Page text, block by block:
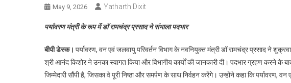
May 9, 2026 Yatharth Dixit
पर्यावरण मंत्री के रूप में डॉ रामचंद्र प्रसाद ने संभाला पदभार
बीपी डेस्क। पर्यावरण, वन एवं जलवायु परिवर्तन विभाग के नवनियुक्त मंत्री डॉ रामचंद्र प्रसाद ने
श्री आनंद किशोर ने उनका स्वागत किया और विभागीय कार्यों की जानकारी दी। पदभार ग्रहण करने के
जिम्मेदारी सौंपी है, जिसका वे पूरी निष्ठा और समर्पण के साथ निर्वहन करेंगे। उन्होंने कहा कि पर्यावरण,